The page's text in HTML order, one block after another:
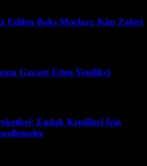
Edilen Boks Maçları: Kim Zaferi
Garant Eden Yenilikçi
Emlak Kredileri İçin